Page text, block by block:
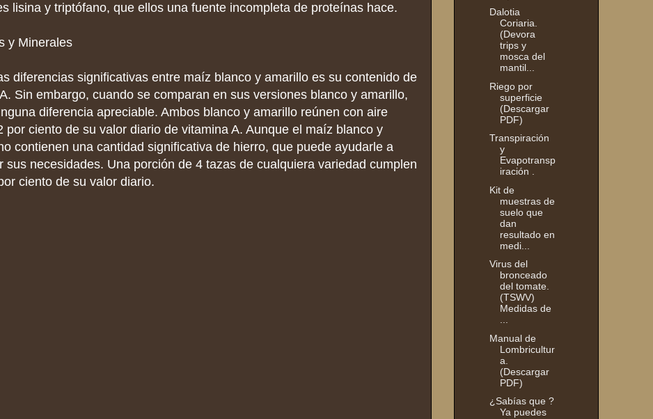
lisina y triptófano, que ellos una fuente incompleta de proteínas hace.
y Minerales
diferencias significativas entre maíz blanco y amarillo es su contenido de
Sin embargo, cuando se comparan en sus versiones blanco y amarillo,
diferencia apreciable. Ambos blanco y amarillo reúnen con aire
por ciento de su valor diario de vitamina A. Aunque el maíz blanco y
contienen una cantidad significativa de hierro, que puede ayudarle a
sus necesidades. Una porción de 4 tazas de cualquiera variedad cumplen
ciento de su valor diario.
Dalotia
Coriaria.
(Devora
trips y
mosca del
mantil...
Riego por
superficie
(Descargar
PDF)
Transpiración
y
Evapotransp
iración .
Kit de
muestras de
suelo que
dan
resultado en
medi...
Virus del
bronceado
del tomate.
(TSWV)
Medidas de
Manual de
Lombricultur
a.
(Descargar
PDF)
¿Sabías que ?
Ya puedes